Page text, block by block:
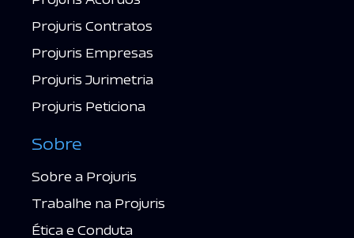
Projuris Contratos
Projuris Empresas
Projuris Jurimetria
Projuris Peticiona
Sobre
Sobre a Projuris
Trabalhe na Projuris
Ética e Conduta